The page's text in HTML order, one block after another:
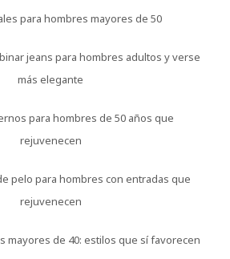
para hombres mayores de 50
jeans para hombres adultos y verse
más elegante
para hombres de 50 años que
rejuvenecen
pelo para hombres con entradas que
rejuvenecen
mayores de 40: estilos que sí favorecen